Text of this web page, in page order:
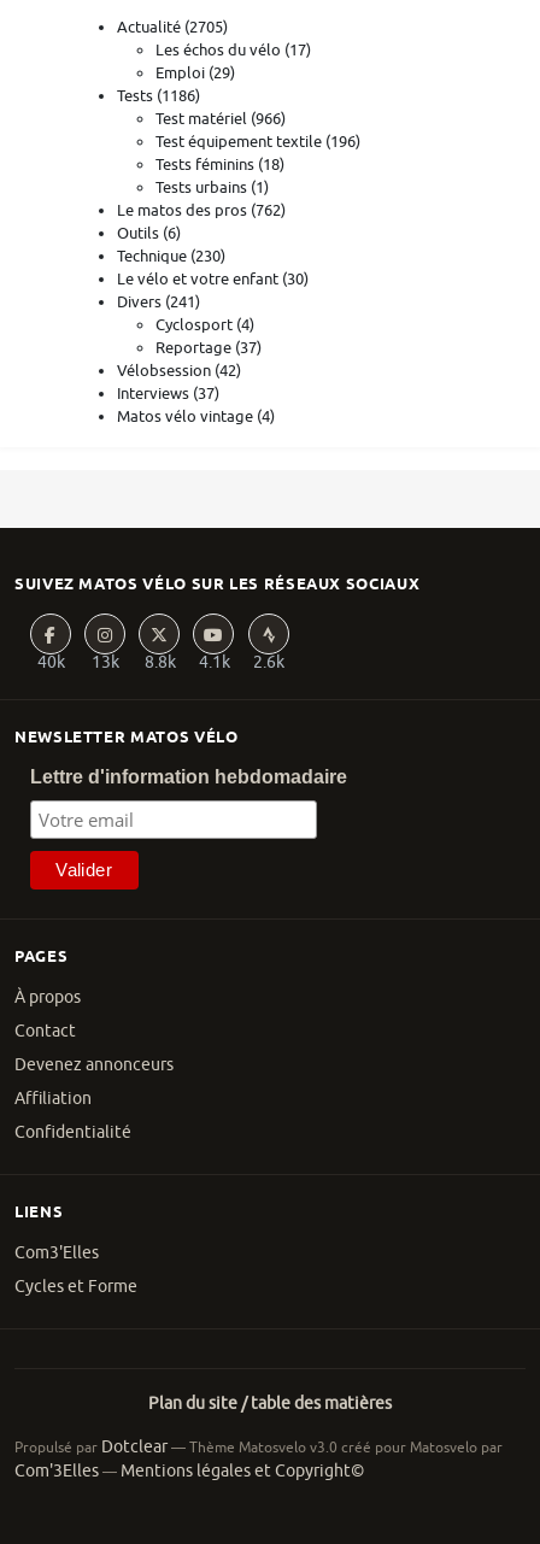
Actualité (2705)
Les échos du vélo (17)
Emploi (29)
Tests (1186)
Test matériel (966)
Test équipement textile (196)
Tests féminins (18)
Tests urbains (1)
Le matos des pros (762)
Outils (6)
Technique (230)
Le vélo et votre enfant (30)
Divers (241)
Cyclosport (4)
Reportage (37)
Vélobsession (42)
Interviews (37)
Matos vélo vintage (4)
PAGES
À propos
Contact
Devenez annonceurs
Affiliation
Confidentialité
NEWSLETTER MATOS VÉLO
Lettre d'information hebdomadaire
SUIVEZ MATOS VÉLO SUR LES RÉSEAUX SOCIAUX
40k 13k 8.8k 4.1k 2.6k
LIENS
Com3'Elles
Cycles et Forme
Plan du site / table des matières
Propulsé par Dotclear— Thème Matosvelo v3.0 créé pour Matosvelo par
Com'3Elles— Mentions légales et Copyright©